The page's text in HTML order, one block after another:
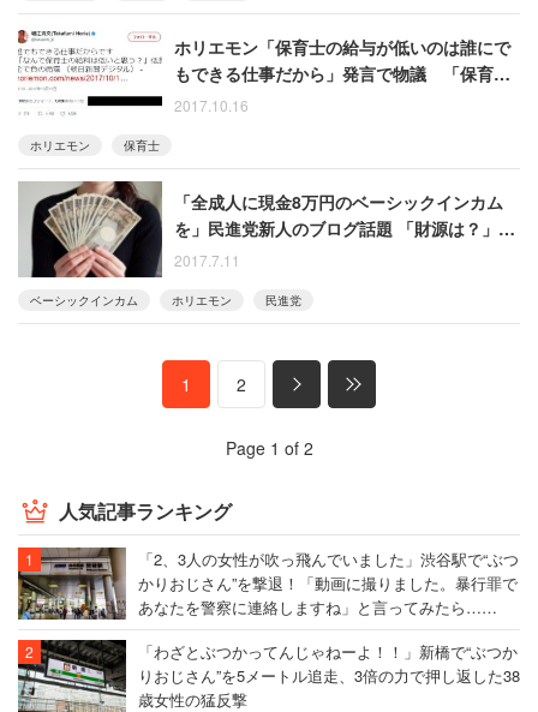
ホリエモン「保育士の給与が低いのは誰にで
もできる仕事だから」発言で物議 「保育士
馬鹿にしてる」「言っていることは正しい」
2017.10.16
ホリエモン 保育士
「全成人に現金8万円のベーシックインカム
を」民進党新人のブログ話題 「財源は？」
「その分税金取られる」と懐疑的な声も
2017.7.11
ベーシックインカム ホリエモン 民進党
1 2
Page 1 of 2
人気記事ランキング
「2、3人の女性が吹っ飛んでいました」渋谷駅で“ぶつ
かりおじさん”を撃退！「動画に撮りました。暴行罪で
あなたを警察に連絡しますね」と言ってみたら……
「わざとぶつかってんじゃねーよ！！」新橋で“ぶつか
りおじさん”を5メートル追走、3倍の力で押し返した38
歳女性の猛反撃